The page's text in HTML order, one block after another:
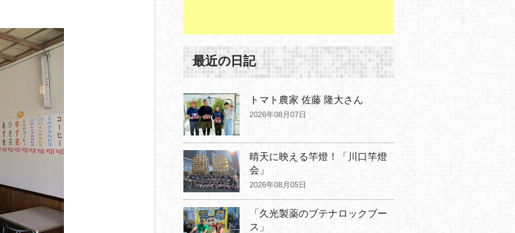
最近の日記
トマト農家 佐藤 隆大さん
2026年08月07日
晴天に映える竿燈！「川口竿燈
会」
2026年08月05日
「久光製薬のブテナロックブー
ス」